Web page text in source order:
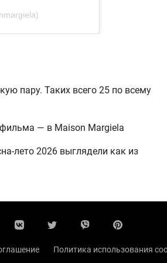
пару. Таких всего 25 по всему
— в Maison Margiela
лето 2026 выглядели как из
Политика использования